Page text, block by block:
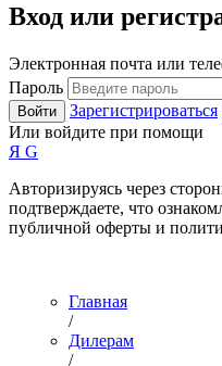
Вход или
Электронная почта или
Пароль
Войти Зарегистрироваться
Или войдите при помощи
Я G
Авторизируясь через
подтверждаете, что
публичной оферты и
Главная
/
Дилерам
/